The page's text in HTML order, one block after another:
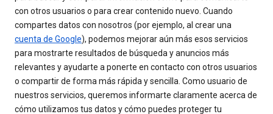
con otros usuarios o para crear contenido nuevo. Cuando
compartes datos con nosotros (por ejemplo, al crear una
cuenta de Google), podemos mejorar aún más esos servicios
para mostrarte resultados de búsqueda y anuncios más
relevantes y ayudarte a ponerte en contacto con otros usuarios
o compartir de forma más rápida y sencilla. Como usuario de
nuestros servicios, queremos informarte claramente acerca de
cómo utilizamos tus datos y cómo puedes proteger tu